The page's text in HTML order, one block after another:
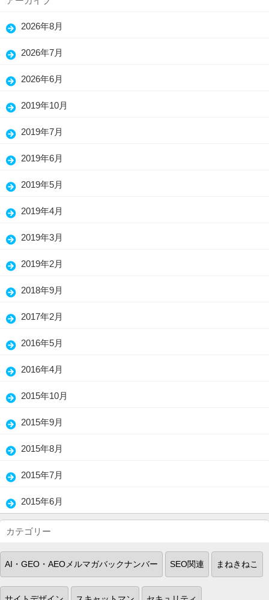
2026年8月
2026年7月
2026年6月
2019年10月
2019年7月
2019年6月
2019年5月
2019年4月
2019年3月
2019年2月
2018年9月
2017年2月
2016年5月
2016年4月
2015年10月
2015年9月
2015年8月
2015年7月
2015年6月
(18)
カテゴリー
AI・GEO・AEOメルマガバックナンバー SEO関連 まねきねこ